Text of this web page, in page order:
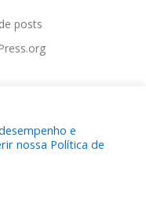
posts
de Sofás
e
nossa Política de